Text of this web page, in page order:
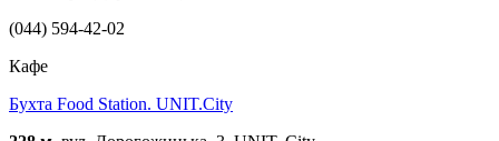
(044) 594-42-02
Кафе
Бухта Food Station. UNIT.City